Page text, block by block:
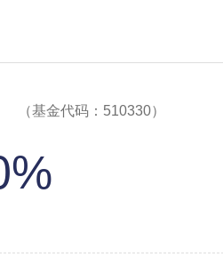
（基金代码：510330）